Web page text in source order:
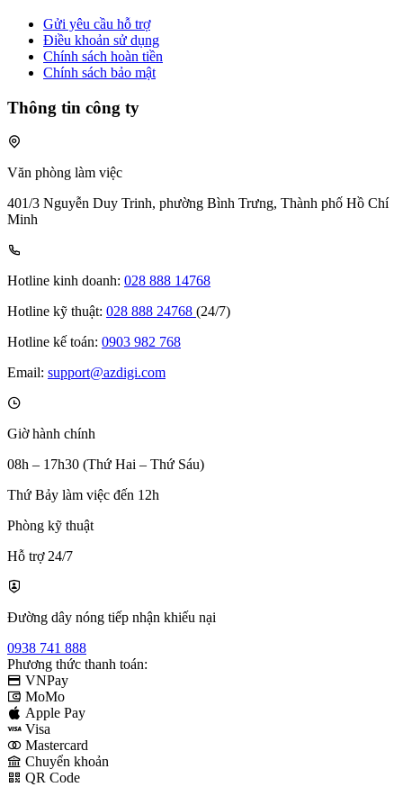
Gửi yêu cầu hỗ trợ
Điều khoản sử dụng
Chính sách hoàn tiền
Chính sách bảo mật
Thông tin công ty
Văn phòng làm việc
401/3 Nguyễn Duy Trinh, phường Bình Trưng, Thành phố Hồ Chí
Minh
Hotline kinh doanh: 028 888 14768
Hotline kỹ thuật: 028 888 24768 (24/7)
Hotline kế toán: 0903 982 768
Email: support@azdigi.com
Giờ hành chính
08h – 17h30 (Thứ Hai – Thứ Sáu)
Thứ Bảy làm việc đến 12h
Phòng kỹ thuật
Hỗ trợ 24/7
Đường dây nóng tiếp nhận khiếu nại
0938 741 888
Phương thức thanh toán:
VNPay
MoMo
Apple Pay
Visa
Mastercard
Chuyển khoản
QR Code